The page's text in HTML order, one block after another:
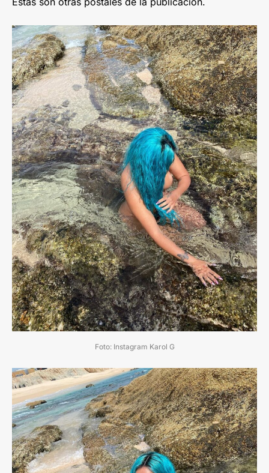
Foto: Instagram Karol G